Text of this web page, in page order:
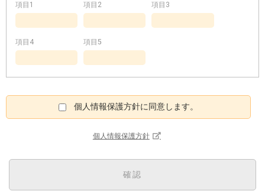
項目1 項目2 項目3
項目4 項目5
個人情報保護方針に同意します。
個人情報保護方針